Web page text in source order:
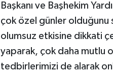
Başkanı ve Başhekim
çok özel günler olduğunu
olumsuz etkisine dikkati
yaparak, çok daha mutlu
tedbirlerimizi de alarak